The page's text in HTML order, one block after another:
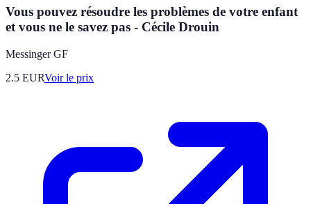
Vous pouvez résoudre les problèmes de votre enfant
et vous ne le savez pas - Cécile Drouin
Messinger GF
2.5 EURVoir le prix